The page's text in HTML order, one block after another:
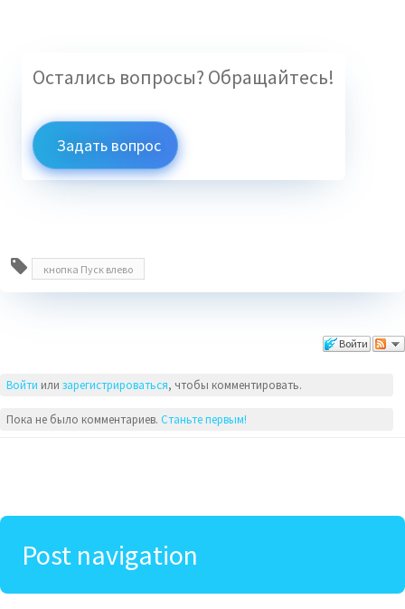
Остались вопросы? Обращайтесь!
Задать вопрос
кнопка Пуск влево
Войти
Войти или зарегистрироваться, чтобы комментировать.
Пока не было комментариев. Станьте первым!
Post navigation